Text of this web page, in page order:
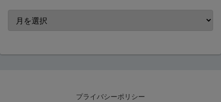
プライバシーポリシー